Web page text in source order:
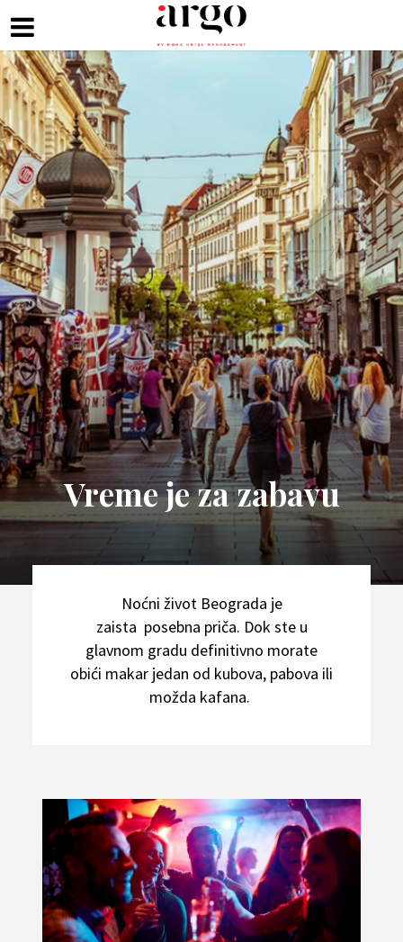
Vreme je za zabavu
Noćni život Beograda je
zaista posebna priča. Dok ste u
glavnom gradu definitivno morate
obići makar jedan od kubova, pabova ili
možda kafana.